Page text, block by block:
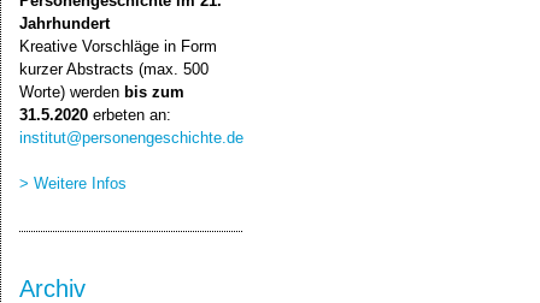
Jahrhundert
Kreative Vorschläge in Form
kurzer Abstracts (max. 500
Worte) werden bis zum
31.5.2020 erbeten an:
institut@personengeschichte.de
> Weitere Infos
Archiv